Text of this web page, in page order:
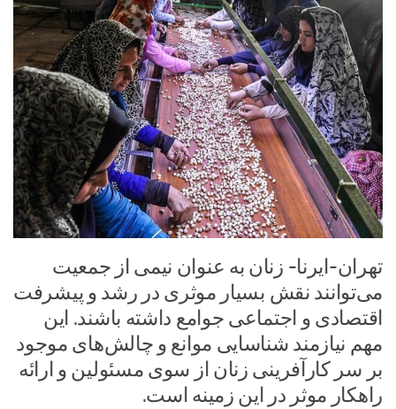
تهران-ایرنا- زنان به عنوان نیمی از جمعیت
می‌توانند نقش بسیار موثری در رشد و پیشرفت
اقتصادی و اجتماعی جوامع داشته باشند. این
مهم نیازمند شناسایی موانع و چالش‌های موجود
بر سر کارآفرینی زنان از سوی مسئولین و ارائه
راهکار موثر در این زمینه است.